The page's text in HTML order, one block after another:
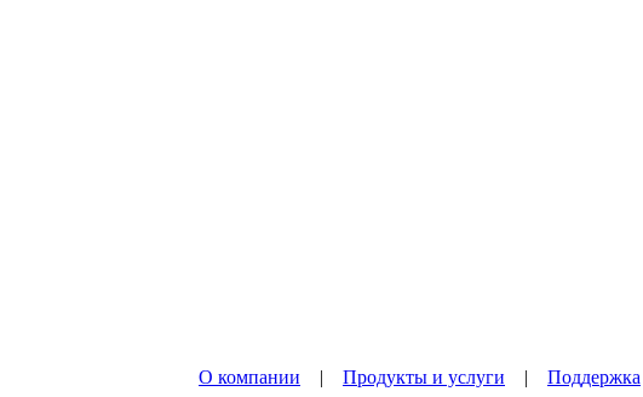
О компании | Продукты и услуги | Поддержка